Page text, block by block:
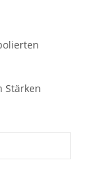
Stärken